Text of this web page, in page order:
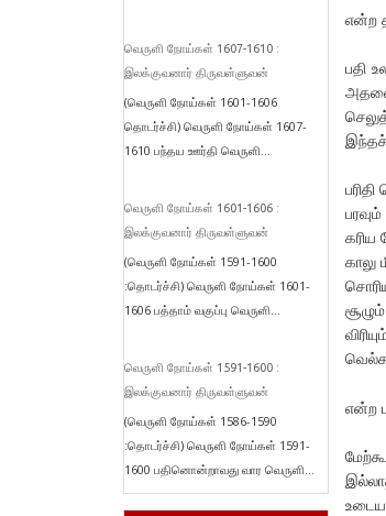
என்ற
பதி
இந்தச்
கரிய
என்ற
வெருளி நோய்கள் 1607-1610 :
இலக்குவனார் திருவள்ளுவன்
(வெருளி நோய்கள் 1601-1606
தொடர்ச்சி) வெருளி நோய்கள் 1607-
1610 பந்தய ஊர்தி வெருளி...
வெருளி நோய்கள் 1601-1606 :
இலக்குவனார் திருவள்ளுவன்
(வெருளி நோய்கள் 1591-1600
:தொடர்ச்சி) வெருளி நோய்கள் 1601-
1606 பத்தாம் வகுப்பு வெருளி...
வெருளி நோய்கள் 1591-1600 :
இலக்குவனார் திருவள்ளுவன்
(வெருளி நோய்கள் 1586-1590
:தொடர்ச்சி) வெருளி நோய்கள் 1591-
1600 பதினொன்றாவது வார வெருளி...